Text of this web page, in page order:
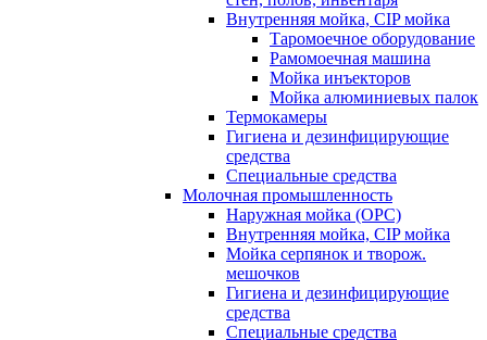
Внутренняя мойка, CIP мойка
Таромоечное оборудование
Рамомоечная машина
Мойка инъекторов
Мойка алюминиевых палок
Термокамеры
Гигиена и дезинфицирующие
средства
Специальные средства
Молочная промышленность
Наружная мойка (ОРС)
Внутренняя мойка, CIP мойка
Мойка серпянок и творож.
мешочков
Гигиена и дезинфицирующие
средства
Специальные средства